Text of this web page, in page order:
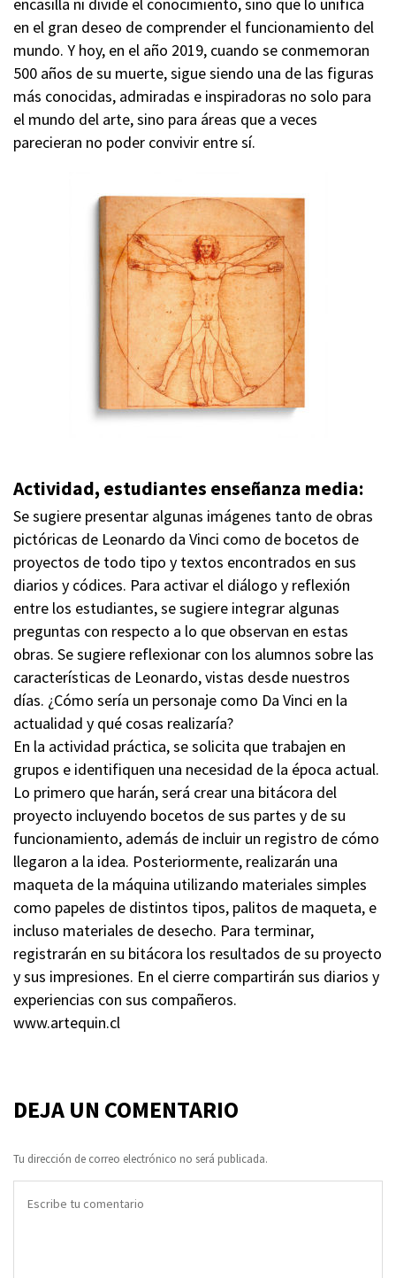
en el gran deseo de comprender el funcionamiento del
mundo. Y hoy, en el año 2019, cuando se conmemoran
500 años de su muerte, sigue siendo una de las figuras
más conocidas, admiradas e inspiradoras no solo para
el mundo del arte, sino para áreas que a veces
parecieran no poder convivir entre sí.
Actividad, estudiantes enseñanza media:
Se sugiere presentar algunas imágenes tanto de obras
pictóricas de Leonardo da Vinci como de bocetos de
proyectos de todo tipo y textos encontrados en sus
diarios y códices. Para activar el diálogo y reflexión
entre los estudiantes, se sugiere integrar algunas
preguntas con respecto a lo que observan en estas
obras. Se sugiere reflexionar con los alumnos sobre las
características de Leonardo, vistas desde nuestros
días. ¿Cómo sería un personaje como Da Vinci en la
actualidad y qué cosas realizaría?
En la actividad práctica, se solicita que trabajen en
grupos e identifiquen una necesidad de la época actual.
Lo primero que harán, será crear una bitácora del
proyecto incluyendo bocetos de sus partes y de su
funcionamiento, además de incluir un registro de cómo
llegaron a la idea. Posteriormente, realizarán una
maqueta de la máquina utilizando materiales simples
como papeles de distintos tipos, palitos de maqueta, e
incluso materiales de desecho. Para terminar,
registrarán en su bitácora los resultados de su proyecto
y sus impresiones. En el cierre compartirán sus diarios y
experiencias con sus compañeros.
www.artequin.cl
DEJA UN COMENTARIO
Tu dirección de correo electrónico no será publicada.